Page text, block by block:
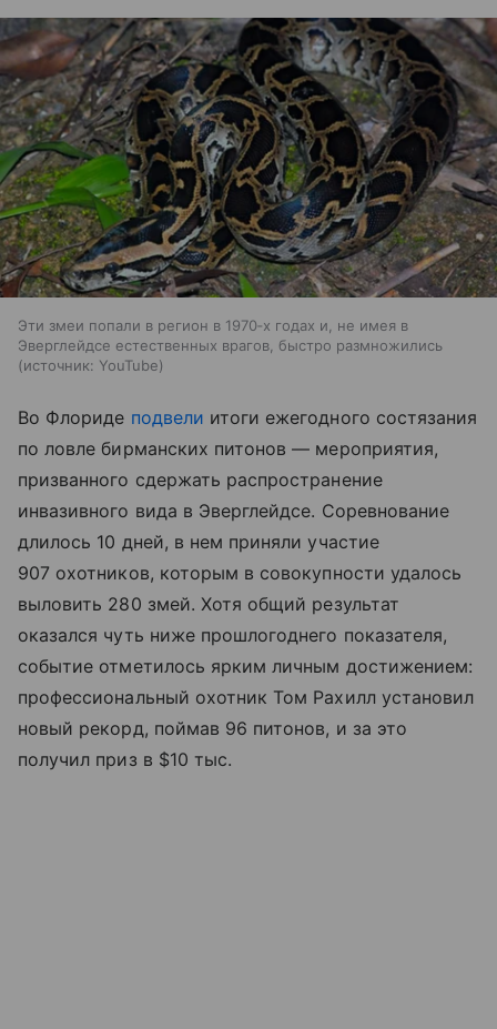
Эти змеи попали в регион в 1970‑х годах и, не имея в
Эверглейдсе естественных врагов, быстро размножились
источник: YouTube
Во Флориде подвели итоги ежегодного состязания
по ловле бирманских питонов — мероприятия,
призванного сдержать распространение
инвазивного вида в Эверглейдсе. Соревнование
длилось 10 дней, в нем приняли участие
907 охотников, которым в совокупности удалось
выловить 280 змей. Хотя общий результат
оказался чуть ниже прошлогоднего показателя,
событие отметилось ярким личным достижением:
профессиональный охотник Том Рахилл установил
новый рекорд, поймав 96 питонов, и за это
получил приз в $10 тыс.